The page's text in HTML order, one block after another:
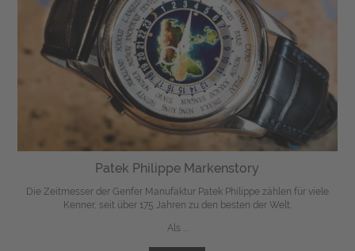
Patek Philippe Markenstory
Die Zeitmesser der Genfer Manufaktur Patek Philippe zählen für viele
Kenner, seit über 175 Jahren zu den besten der Welt.
Als ...